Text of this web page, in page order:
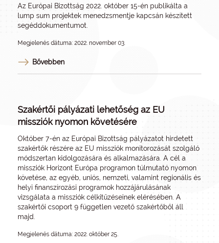
Az Európai Bizottság 2022. október 15-én publikálta a
lump sum projektek menedzsmentje kapcsán készített
segéddokumentumot.
Megjelenés dátuma: 2022. november 03.
Bővebben
Szakértői pályázati lehetőség az EU
missziók nyomon követésére
Október 7-én az Európai Bizottság pályázatot hirdetett
szakértők részére az EU missziók monitorozását szolgáló
módszertan kidolgozására és alkalmazására. A cél a
missziók Horizont Európa programon túlmutató nyomon
követése, az egyéb, uniós, nemzeti, valamint regionális és
helyi finanszírozási programok hozzájárulásának
vizsgálata a missziók célkitűzéseinek elérésében. A
szakértői csoport 9 független vezető szakértőből áll
majd.
Megjelenés dátuma: 2022. október 25.